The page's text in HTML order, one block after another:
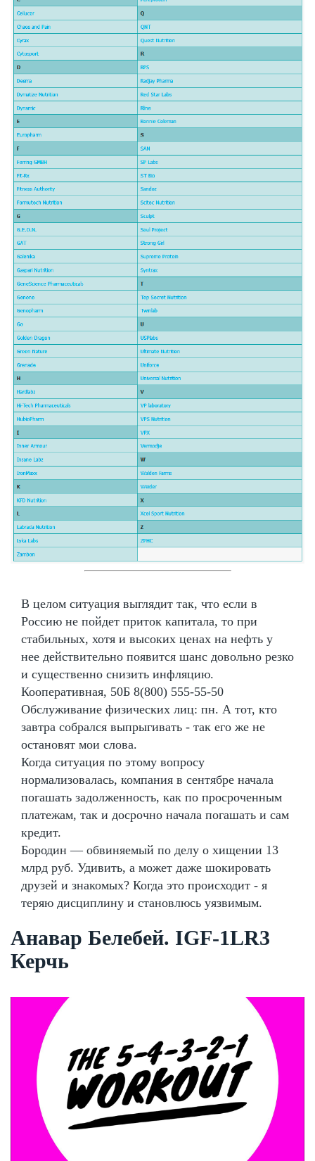
В целом ситуация выглядит так, что если в
Россию не пойдет приток капитала, то при
стабильных, хотя и высоких ценах на нефть у
нее действительно появится шанс довольно резко
и существенно снизить инфляцию.
Кооперативная, 50Б 8(800) 555-55-50
Обслуживание физических лиц: пн. А тот, кто
завтра собрался выпрыгивать - так его же не
остановят мои слова.
Когда ситуация по этому вопросу
нормализовалась, компания в сентябре начала
погашать задолженность, как по просроченным
платежам, так и досрочно начала погашать и сам
кредит.
Бородин — обвиняемый по делу о хищении 13
млрд руб. Удивить, а может даже шокировать
друзей и знакомых? Когда это происходит - я
теряю дисциплину и становлюсь уязвимым.
Анавар Белебей. IGF-1LR3
Керчь